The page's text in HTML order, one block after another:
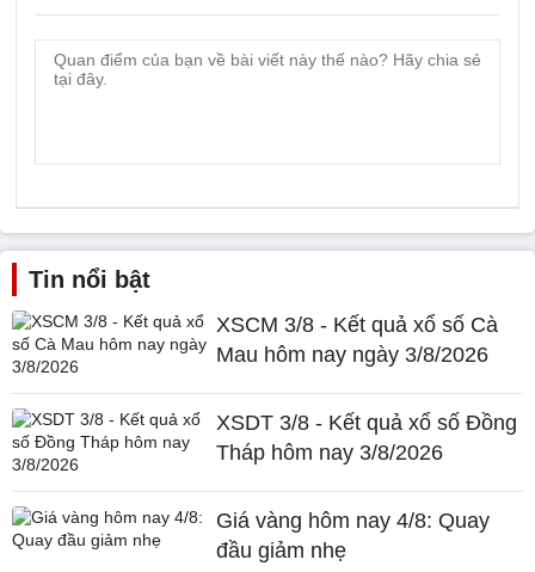
Tin nổi bật
XSCM 3/8 - Kết quả xổ số Cà
Mau hôm nay ngày 3/8/2026
XSDT 3/8 - Kết quả xổ số Đồng
Tháp hôm nay 3/8/2026
Giá vàng hôm nay 4/8: Quay
đầu giảm nhẹ